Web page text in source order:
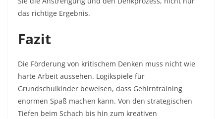
das richtige Ergebnis.
Fazit
Die Förderung von kritischem Denken muss nicht wie
harte Arbeit aussehen. Logikspiele für
Grundschulkinder beweisen, dass Gehirntraining
enormen Spaß machen kann. Von den strategischen
Tiefen beim Schach bis hin zum kreativen